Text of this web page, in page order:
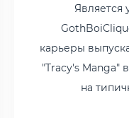
Является
карьеры
"Tracy's Manga"
на